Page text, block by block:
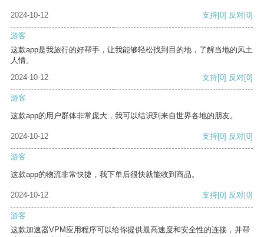
2024-10-12 支持[0] 反对[0]
游客
这款app是我旅行的好帮手，让我能够轻松找到目的地，了解当地的风土
人情。
2024-10-12
支持[0] 反对[0]
游客
这款app的用户群体非常庞大，我可以结识到来自世界各地的朋友。
2024-10-12 支持[0] 反对[0]
游客
这款app的物流非常快捷，我下单后很快就能收到商品。
2024-10-12 支持[0] 反对[0]
游客
这款加速器VPM应用程序可以给你提供最高速度和安全性的连接，并帮